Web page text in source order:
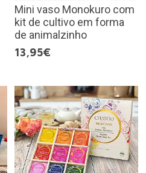
Mini vaso Monokuro com
kit de cultivo em forma
de animalzinho
13,95€